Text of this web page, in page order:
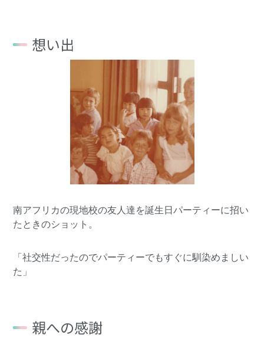
想い出
南アフリカの現地校の友人達を誕生日パーティーに招い
たときのショット。
「社交性だったのでパーティーでもすぐに馴染めましい
た」
親への感謝